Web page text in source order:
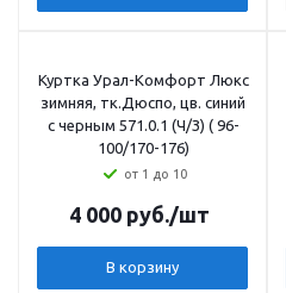
Куртка Урал-Комфорт Люкс
зимняя, тк.Дюспо, цв. синий
с черным 571.0.1 (Ч/З) ( 96-
100/170-176)
от 1 до 10
4 000руб./шт
В корзину